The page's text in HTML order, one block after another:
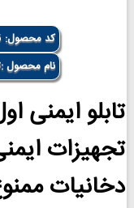
کد محصول:
نام محصول
تابلو ایمنی
تجهیزات
دخانیات